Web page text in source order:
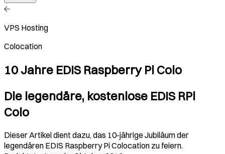
VPS Hosting
Colocation
10 Jahre EDIS Raspberry Pi Colo
Die legendäre, kostenlose EDIS RPi
Colo
Dieser Artikel dient dazu, das 10-jährige Jubiläum der
legendären EDIS Raspberry Pi Colocation zu feiern.